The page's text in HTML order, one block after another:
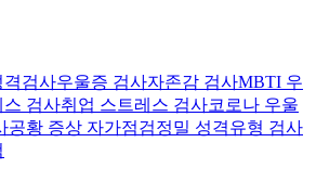
격검사우울증 검사자존감 검사MBTI 우
스 검사취업 스트레스 검사코로나 우울
공황 증상 자가점검정밀 성격유형 검사